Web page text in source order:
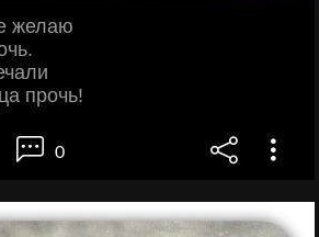
желаю
прочь!
0